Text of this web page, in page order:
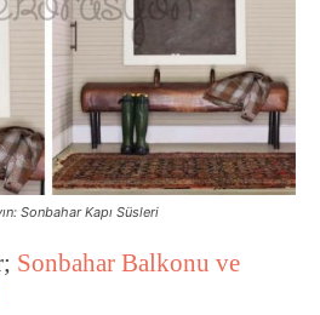
Sonbahar Kapı Süsleri
Sonbahar Balkonu ve